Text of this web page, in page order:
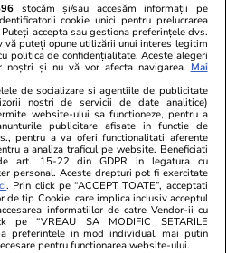
27 iul.
din
dacă
Lifestyle
Povestea
marinar
derivă în
26 iul.
stocăm și/sau accesăm informații pe
cookie unici pentru prelucrarea
accepta sau gestiona preferințele dvs.
vă puteți opune utilizării unui interes legitim
politica de confidențialitate. Aceste alegeri
noștri și nu vă vor afecta navigarea. Mai
de socializare si agentiile de publicitate
nostri de servicii de date analitice)
website-ului sa functioneze, pentru a
publicitare afisate in functie de
pentru a va oferi functionalitati aferente
a analiza traficul pe website. Beneficiati
art. 15-22 din GDPR in legatura cu
personal. Aceste drepturi pot fi exercitate
. Prin click pe “ACCEPT TOATE”, acceptati
de tip Cookie, care implica inclusiv acceptul
informatiilor de catre Vendor-ii cu
pe “VREAU SA MODIFIC SETARILE
preferintele in mod individual, mai putin
pentru functionarea website-ului.